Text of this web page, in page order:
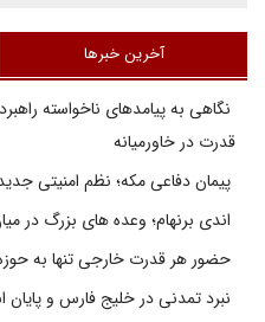
آخرین خبرها
نگاهی به پیامدهای ناخواسته
قدرت در خاورمیانه
پیمان دفاعی مکه؛ نظم امنیتی
اندی برنهام؛ وعده های بزرگ در
حضور هر قدرت خارجی تنها به
نبرد تمدنی در خلیج فارس و پایان